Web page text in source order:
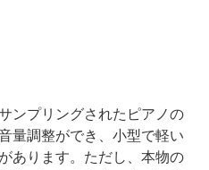
ンプリングされたピアノの
量調整ができ、小型で軽い
あります。ただし、本物の